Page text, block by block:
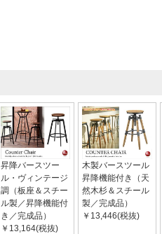
昇降バースツー
ル・ヴィンテージ
調（板座＆スチー
ル製／昇降機能付
き／完成品）
￥13,164(税抜)
木製バースツール
昇降機能付き（天
然木杉＆スチール
製／完成品）
￥13,446(税抜)